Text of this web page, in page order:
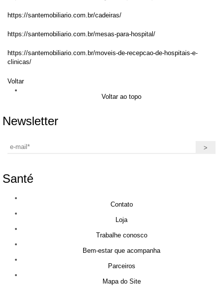
https://santemobiliario.com.br/cadeiras/
https://santemobiliario.com.br/mesas-para-hospital/
https://santemobiliario.com.br/moveis-de-recepcao-de-hospitais-e-
clinicas/
Voltar
Voltar ao topo
Newsletter
Santé
Contato
Loja
Trabalhe conosco
Bem-estar que acompanha
Parceiros
Mapa do Site